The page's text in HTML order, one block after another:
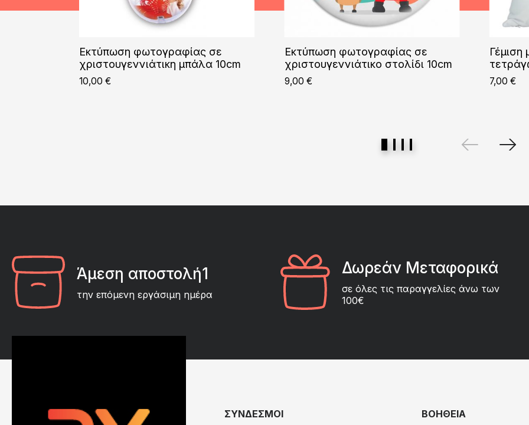
Εκτύπωση φωτογραφίας σε
χριστουγεννιάτικη μπάλα 10cm
10,00€
Εκτύπωση φωτογραφίας σε
χριστουγεννιάτικο στολίδι 10cm
9,00 €
Γέμιση
7,00€
Άμεση αποστολή1
την επόμενη εργάσιμη ημέρα
Δωρεάν Μεταφορικά
σε όλες τις παραγγελίες άνω των
100€
ΣΥΝΔΕΣΜΟΙ ΒΟΗΘΕΙΑ